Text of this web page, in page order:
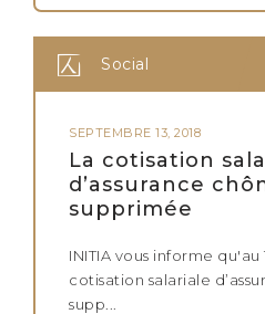
Social
SEPTEMBRE 13, 2018
La cotisation
d’assurance
supprimée
INITIA vous informe
cotisation salariale
supp...